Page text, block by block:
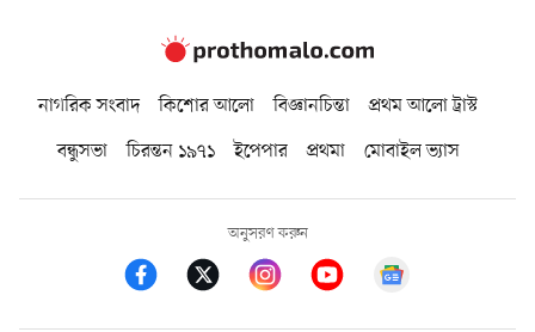
নাগরিক সংবাদ কিশোর আলো বিজ্ঞানচিন্তা
প্রথম আলো ট্রাস্ট
বন্ধুসভা
চিরন্তন ১৯৭১ ইপেপার প্রথমা মোবাইল ভ্যাস
অনুসরণ করুন